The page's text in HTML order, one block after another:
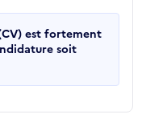
est fortement
soit